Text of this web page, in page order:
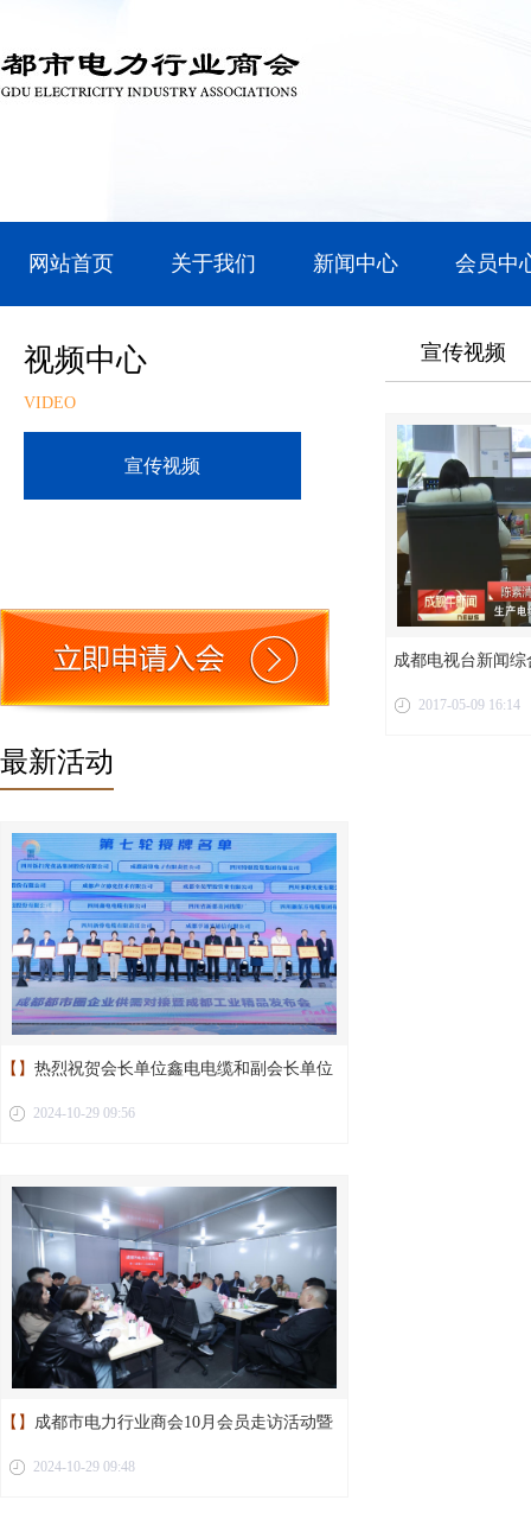
网站首页 关于我们 新闻中心 会员中
视频中心
VIDEO
宣传视频
最新活动
【】 热烈祝贺会长单位鑫电电缆和副会长单位
新蓉电缆荣获“成都工业精品”称号
2024-10-29 09:56
【】 成都市电力行业商会10月会员走访活动暨
第二届第十二次理事会议圆满举行
2024-10-29 09:48
宣传视频
成都电视台新闻
商
2017-05-09 16:14